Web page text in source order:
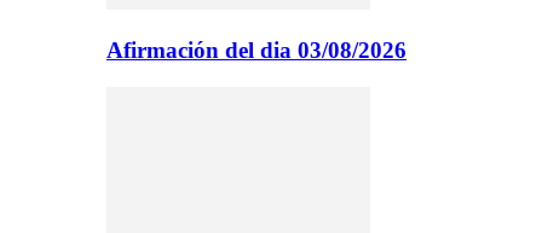
Afirmación del dia 03/08/2026